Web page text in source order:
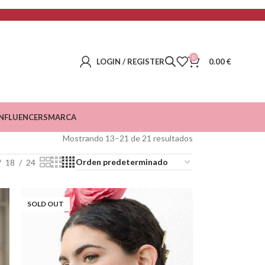
LOGIN / REGISTER 0 0.00€
MARCA
Mostrando 13–21 de 21 resultados
18 24
SOLD OUT